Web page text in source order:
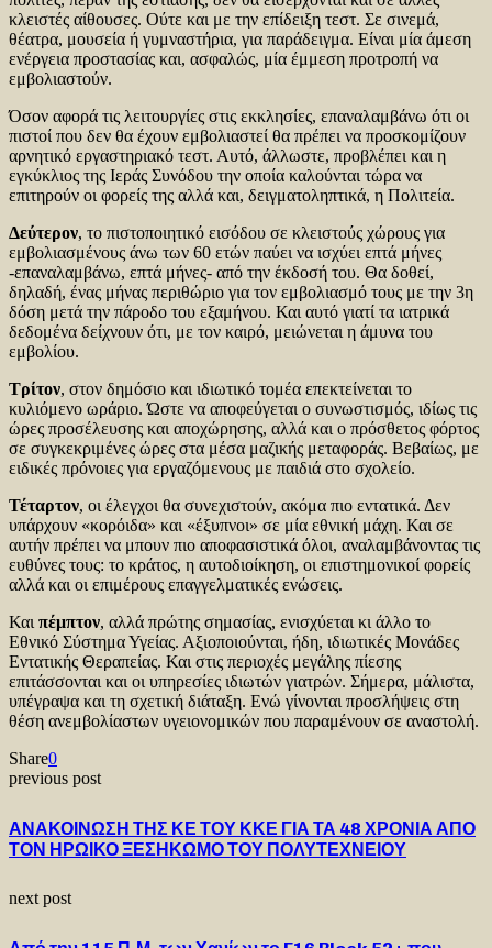
κλειστές αίθουσες. Ούτε και με την επίδειξη τεστ. Σε σινεμά,
θέατρα, μουσεία ή γυμναστήρια, για παράδειγμα. Είναι μία άμεση
ενέργεια προστασίας και, ασφαλώς, μία έμμεση προτροπή να
εμβολιαστούν.
Όσον αφορά τις λειτουργίες στις εκκλησίες, επαναλαμβάνω ότι οι
πιστοί που δεν θα έχουν εμβολιαστεί θα πρέπει να προσκομίζουν
αρνητικό εργαστηριακό τεστ. Αυτό, άλλωστε, προβλέπει και η
εγκύκλιος της Ιεράς Συνόδου την οποία καλούνται τώρα να
επιτηρούν οι φορείς της αλλά και, δειγματοληπτικά, η Πολιτεία.
Δεύτερον, το πιστοποιητικό εισόδου σε κλειστούς χώρους για
εμβολιασμένους άνω των 60 ετών παύει να ισχύει επτά μήνες
-επαναλαμβάνω, επτά μήνες- από την έκδοσή του. Θα δοθεί,
δηλαδή, ένας μήνας περιθώριο για τον εμβολιασμό τους με την 3η
δόση μετά την πάροδο του εξαμήνου. Και αυτό γιατί τα ιατρικά
δεδομένα δείχνουν ότι, με τον καιρό, μειώνεται η άμυνα του
εμβολίου.
Τρίτον, στον δημόσιο και ιδιωτικό τομέα επεκτείνεται το
κυλιόμενο ωράριο. Ώστε να αποφεύγεται ο συνωστισμός, ιδίως τις
ώρες προσέλευσης και αποχώρησης, αλλά και ο πρόσθετος φόρτος
σε συγκεκριμένες ώρες στα μέσα μαζικής μεταφοράς. Βεβαίως, με
ειδικές πρόνοιες για εργαζόμενους με παιδιά στο σχολείο.
Τέταρτον, οι έλεγχοι θα συνεχιστούν, ακόμα πιο εντατικά. Δεν
υπάρχουν «κορόιδα» και «έξυπνοι» σε μία εθνική μάχη. Και σε
αυτήν πρέπει να μπουν πιο αποφασιστικά όλοι, αναλαμβάνοντας τις
ευθύνες τους: το κράτος, η αυτοδιοίκηση, οι επιστημονικοί φορείς
αλλά και οι επιμέρους επαγγελματικές ενώσεις.
Και πέμπτον, αλλά πρώτης σημασίας, ενισχύεται κι άλλο το
Εθνικό Σύστημα Υγείας. Αξιοποιούνται, ήδη, ιδιωτικές Μονάδες
Εντατικής Θεραπείας. Και στις περιοχές μεγάλης πίεσης
επιτάσσονται και οι υπηρεσίες ιδιωτών γιατρών. Σήμερα, μάλιστα,
υπέγραψα και τη σχετική διάταξη. Ενώ γίνονται προσλήψεις στη
θέση ανεμβολίαστων υγειονομικών που παραμένουν σε αναστολή.
Share0
previous post
ΑΝΑΚΟΙΝΩΣΗ ΤΗΣ ΚΕ ΤΟΥ ΚΚΕ ΓΙΑ ΤΑ 48 ΧΡΟΝΙΑ ΑΠΟ
ΤΟΝ ΗΡΩΙΚΟ ΞΕΣΗΚΩΜΟ ΤΟΥ ΠΟΛΥΤΕΧΝΕΙΟΥ
next post